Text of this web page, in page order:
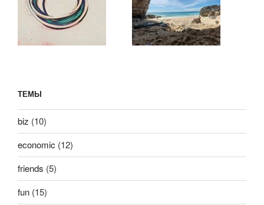
ТЕМЫ
biz (10)
economic (12)
friends (5)
fun (15)